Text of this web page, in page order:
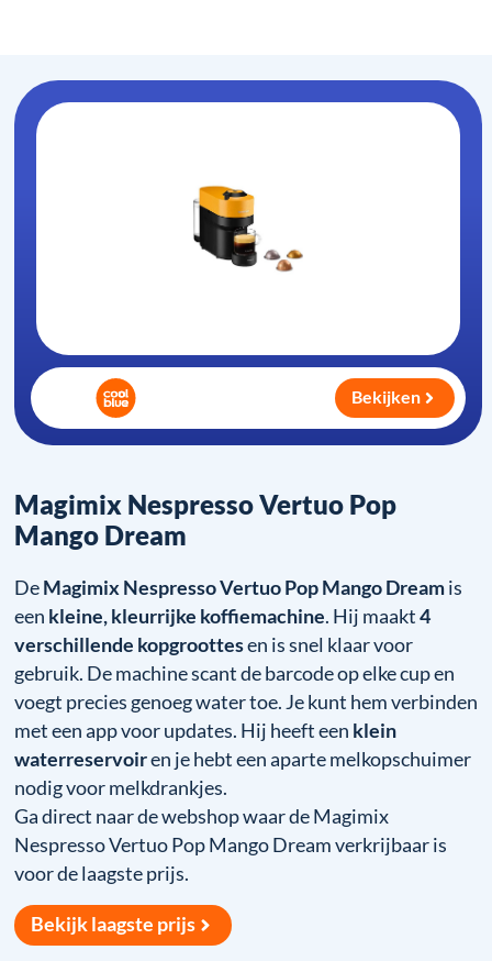
Magimix Nespresso Vertuo Pop
Mango Dream
DeMagimix Nespresso Vertuo Pop Mango Dreamis
een kleine, kleurrijke koffiemachine. Hij maakt4
verschillende kopgroottesen is snel klaar voor
gebruik. De machine scant de barcode op elke cup en
voegt precies genoeg water toe. Je kunt hem verbinden
met een app voor updates. Hij heeft een klein
waterreservoiren je hebt een aparte melkopschuimer
nodig voor melkdrankjes.
Ga direct naar de webshop waar de Magimix
Nespresso Vertuo Pop Mango Dream verkrijbaar is
voor de laagste prijs.
Bekijk laagste prijs
Bekijken